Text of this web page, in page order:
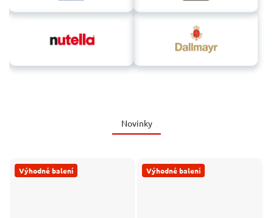
Novinky
Výhodné balení Výhodné balení